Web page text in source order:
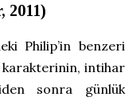
2011)
Philip’in benzeri
karakterinin, intihar
sonra günlük